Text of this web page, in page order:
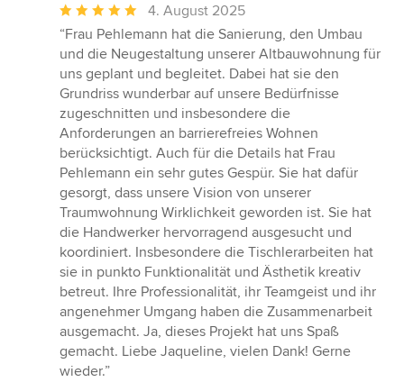
Durchschnittliche
Bewertung:
5
von
5
Sternen
4. August 2025
“Frau Pehlemann hat die Sanierung, den Umbau
und die Neugestaltung unserer Altbauwohnung für
uns geplant und begleitet. Dabei hat sie den
Grundriss wunderbar auf unsere Bedürfnisse
zugeschnitten und insbesondere die
Anforderungen an barrierefreies Wohnen
berücksichtigt. Auch für die Details hat Frau
Pehlemann ein sehr gutes Gespür. Sie hat dafür
gesorgt, dass unsere Vision von unserer
Traumwohnung Wirklichkeit geworden ist. Sie hat
die Handwerker hervorragend ausgesucht und
koordiniert. Insbesondere die Tischlerarbeiten hat
sie in punkto Funktionalität und Ästhetik kreativ
betreut. Ihre Professionalität, ihr Teamgeist und ihr
angenehmer Umgang haben die Zusammenarbeit
ausgemacht. Ja, dieses Projekt hat uns Spaß
gemacht. Liebe Jaqueline, vielen Dank! Gerne
wieder.”